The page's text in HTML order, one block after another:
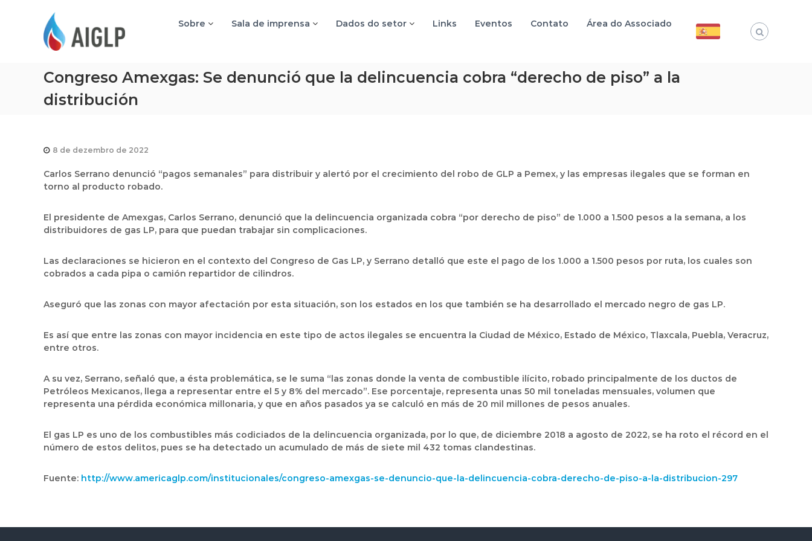
Sobre Sala de imprensa Dados do setor Links Eventos Contato Área do Associado
Congreso Amexgas: Se denunció que la delincuencia cobra “derecho de piso” a la
distribución
8 de dezembro de 2022
Carlos Serrano denunció “pagos semanales” para distribuir y alertó por el crecimiento del robo de GLP a Pemex, y las empresas ilegales que se forman en
torno al producto robado.
El presidente de Amexgas, Carlos Serrano, denunció que la delincuencia organizada cobra “por derecho de piso” de 1.000 a 1.500 pesos a la semana, a los
distribuidores de gas LP, para que puedan trabajar sin complicaciones.
Las declaraciones se hicieron en el contexto del Congreso de Gas LP, y Serrano detalló que este el pago de los 1.000 a 1.500 pesos por ruta, los cuales son
cobrados a cada pipa o camión repartidor de cilindros.
Aseguró que las zonas con mayor afectación por esta situación, son los estados en los que también se ha desarrollado el mercado negro de gas LP.
Es así que entre las zonas con mayor incidencia en este tipo de actos ilegales se encuentra la Ciudad de México, Estado de México, Tlaxcala, Puebla, Veracruz,
entre otros.
A su vez, Serrano, señaló que, a ésta problemática, se le suma “las zonas donde la venta de combustible ilícito, robado principalmente de los ductos de
Petróleos Mexicanos, llega a representar entre el 5 y 8% del mercado”. Ese porcentaje, representa unas 50 mil toneladas mensuales, volumen que
representa una pérdida económica millonaria, y que en años pasados ya se calculó en más de 20 mil millones de pesos anuales.
El gas LP es uno de los combustibles más codiciados de la delincuencia organizada, por lo que, de diciembre 2018 a agosto de 2022, se ha roto el récord en el
número de estos delitos, pues se ha detectado un acumulado de más de siete mil 432 tomas clandestinas.
Fuente: http://www.americaglp.com/institucionales/congreso-amexgas-se-denuncio-que-la-delincuencia-cobra-derecho-de-piso-a-la-distribucion-297